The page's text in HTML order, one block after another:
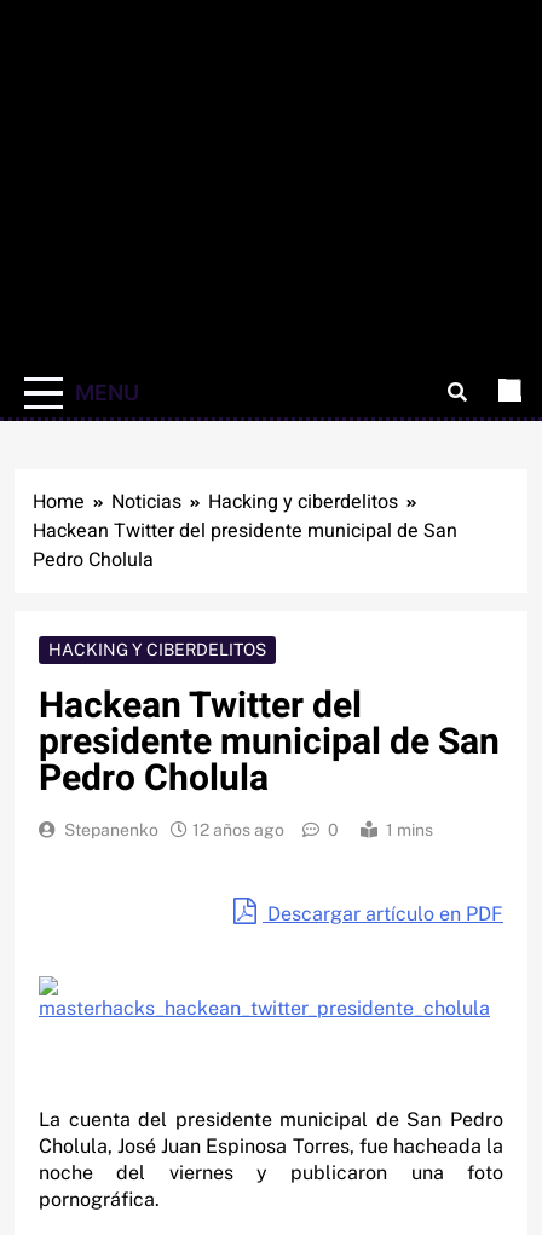
MENU
Home Noticias
Hacking y ciberdelitos
Hackean Twitter del presidente municipal de San
Pedro Cholula
HACKING Y CIBERDELITOS
Hackean Twitter del
presidente municipal de San
Pedro Cholula
Stepanenko 12 años ago 0 1 mins
Descargar artículo en PDF
La cuenta del presidente municipal de San Pedro
Cholula, José Juan Espinosa Torres, fue hacheada la
noche del viernes y publicaron una foto
pornográfica.